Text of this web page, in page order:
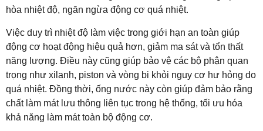
hòa nhiệt độ, ngăn ngừa động cơ quá nhiệt.
Việc duy trì nhiệt độ làm việc trong giới hạn an toàn giúp
động cơ hoạt động hiệu quả hơn, giảm ma sát và tổn thất
năng lượng. Điều này cũng giúp bảo vệ các bộ phận quan
trọng như xilanh, piston và vòng bi khỏi nguy cơ hư hỏng do
quá nhiệt. Đồng thời, ống nước này còn giúp đảm bảo rằng
chất làm mát lưu thông liên tục trong hệ thống, tối ưu hóa
khả năng làm mát toàn bộ động cơ.